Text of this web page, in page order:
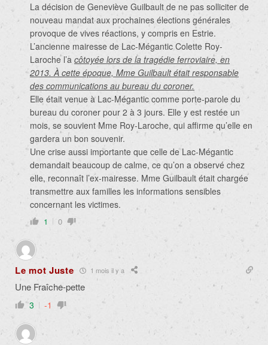
La décision de Geneviève Guilbault de ne pas solliciter de
nouveau mandat aux prochaines élections générales
provoque de vives réactions, y compris en Estrie.
L’ancienne mairesse de Lac-Mégantic Colette Roy-
Laroche l’a côtoyée lors de la tragédie ferroviaire, en
2013. À cette époque, Mme Guilbault était responsable
des communications au bureau du coroner.
Elle était venue à Lac-Mégantic comme porte-parole du
bureau du coroner pour 2 à 3 jours. Elle y est restée un
mois, se souvient Mme Roy-Laroche, qui affirme qu’elle en
gardera un bon souvenir.
Une crise aussi importante que celle de Lac-Mégantic
demandait beaucoup de calme, ce qu’on a observé chez
elle, reconnaît l’ex-mairesse. Mme Guilbault était chargée
transmettre aux familles les informations sensibles
concernant les victimes.
1 0
Le mot Juste 1 mois il y a
Une Fraîche-pette
3 -1